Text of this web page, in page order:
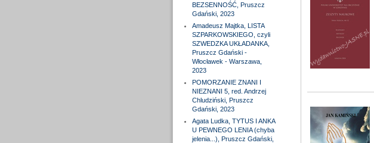
BEZSENNOŚĆ, Pruszcz
Gdański, 2023
Amadeusz Majtka, LISTA
SZPARKOWSKIEGO, czyli
SZWEDZKA UKŁADANKA,
Pruszcz Gdański -
Włocławek - Warszawa,
2023
POMORZANIE ZNANI I
NIEZNANI 5, red. Andrzej
Chludziński, Pruszcz
Gdański, 2023
Agata Ludka, TYTUS I ANKA
U PEWNEGO LENIA (chyba
jelenia...), Pruszcz Gdański,